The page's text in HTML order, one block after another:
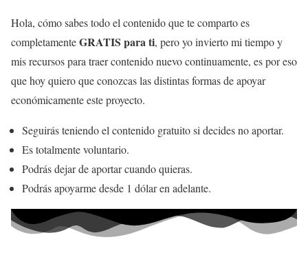
Hola, cómo sabes todo el contenido que te comparto es
completamenteGRATIS para ti, pero yo invierto mi tiempo y
mis recursos para traer contenido nuevo continuamente, es por eso
que hoy quiero que conozcas las distintas formas de apoyar
económicamente este proyecto.
Seguirás teniendo el contenido gratuito si decides no aportar.
Es totalmente voluntario.
Podrás dejar de aportar cuando quieras.
Podrás apoyarme desde 1 dólar en adelante.